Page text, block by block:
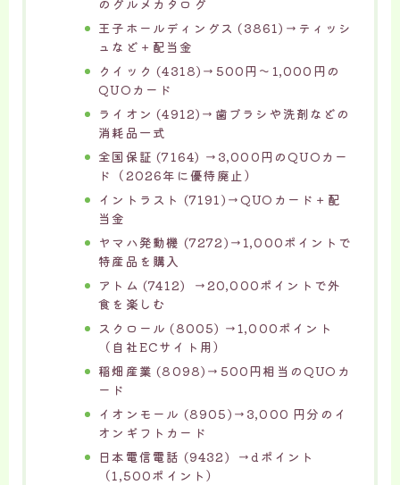
王子ホールディングス (3861)→ティッシ
ュなど＋配当金
クイック (4318)→500円～1,000円の
QUOカード
ライオン (4912)→歯ブラシや洗剤などの
消耗品一式
全国保証 (7164) →3,000円のQUOカー
ド（2026年に優待廃止）
イントラスト (7191)→QUOカード＋配
当金
ヤマハ発動機 (7272)→1,000ポイントで
特産品を購入
アトム (7412) →20,000ポイントで外
食を楽しむ
スクロール (8005) →1,000ポイント
（自社ECサイト用）
稲畑産業 (8098)→500円相当のQUOカ
ード
イオンモール (8905)→3,000 円分のイ
オンギフトカード
日本電信電話 (9432) →dポイント
（1,500ポイント）